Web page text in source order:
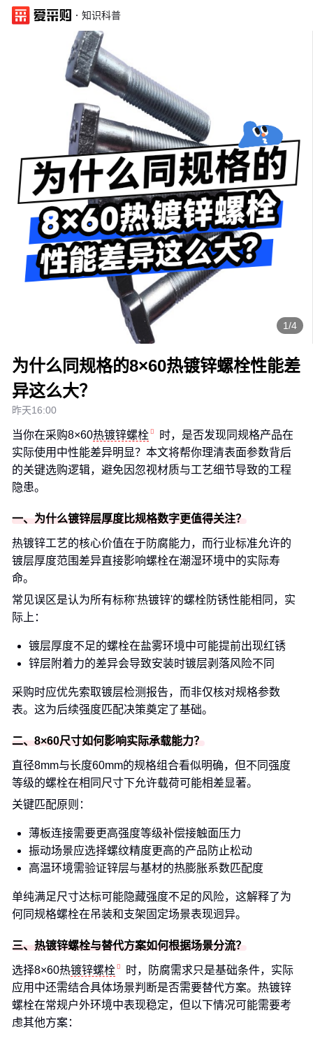
· 知识科普
1/4
为什么同规格的8×60热镀锌螺栓性能差
异这么大？
昨天16:00
当你在采购8×60热镀锌螺栓
时，是否发现同规格产品在
实际使用中性能差异明显？本文将帮你理清表面参数背后
的关键选购逻辑，避免因忽视材质与工艺细节导致的工程
隐患。
一、为什么镀锌层厚度比规格数字更值得关注？
热镀锌工艺的核心价值在于防腐能力，而行业标准允许的
镀层厚度范围差异直接影响螺栓在潮湿环境中的实际寿
命。
常见误区是认为所有标称'热镀锌'的螺栓防锈性能相同，实
际上：
镀层厚度不足的螺栓在盐雾环境中可能提前出现红锈
锌层附着力的差异会导致安装时镀层剥落风险不同
采购时应优先索取镀层检测报告，而非仅核对规格参数
表。这为后续强度匹配决策奠定了基础。
二、8×60尺寸如何影响实际承载能力？
直径8mm与长度60mm的规格组合看似明确，但不同强度
等级的螺栓在相同尺寸下允许载荷可能相差显著。
关键匹配原则：
薄板连接需要更高强度等级补偿接触面压力
振动场景应选择螺纹精度更高的产品防止松动
高温环境需验证锌层与基材的热膨胀系数匹配度
单纯满足尺寸达标可能隐藏强度不足的风险，这解释了为
何同规格螺栓在吊装和支架固定场景表现迥异。
三、热镀锌螺栓与替代方案如何根据场景分流？
选择8×60热镀锌螺栓
时，防腐需求只是基础条件，实际
应用中还需结合具体场景判断是否需要替代方案。热镀锌
螺栓在常规户外环境中表现稳定，但以下情况可能需要考
虑其他方案：